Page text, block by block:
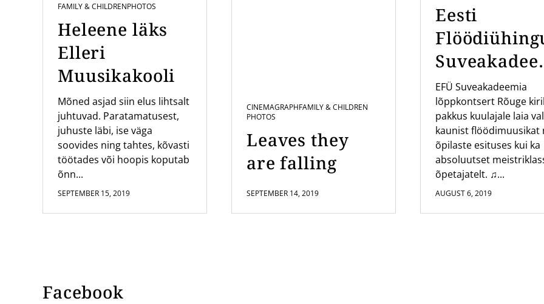
FAMILY & CHILDRENPHOTOS
Heleene läks
Elleri
Muusikakooli
Mõned asjad siin elus lihtsalt
juhtuvad. Paratamatusest,
juhuste läbi, ise väga
soovides ning tahtes, kõvasti
töötades või hoopis koputab
õnn...
SEPTEMBER 15, 2019
CINEMAGRAPHFAMILY & CHILDREN
PHOTOS
Leaves they
are falling
SEPTEMBER 14, 2019
Eesti
a kontsert
Rõuge
EFÜ Suveakadeemia
lõppkontsert Rõuge
pakkus kuulajale laia
kaunist flöödimuusikat
õpilaste esituses kui ka
absoluutset
õpetajatelt. ♫...
AUGUST 6, 2019
Facebook